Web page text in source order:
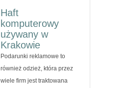
Haft
komputerowy
używany w
Krakowie
Podarunki reklamowe to
również odzież, która przez
wiele firm jest traktowana